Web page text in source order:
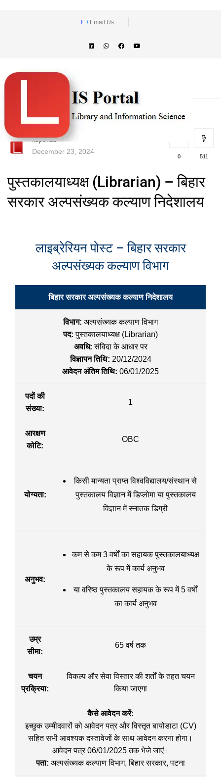
Email Us
lisportal
December 23, 2024
0 511
पुस्तकालयाध्यक्ष (Librarian) – बिहार
सरकार अल्पसंख्यक कल्याण निदेशालय
लाइब्रेरियन पोस्ट – बिहार सरकार
अल्पसंख्यक कल्याण विभाग
बिहार सरकार अल्पसंख्यक कल्याण निदेशालय
विभाग: अल्पसंख्यक कल्याण विभाग
पद: पुस्तकालयाध्यक्ष (Librarian)
अवधि: संविदा के आधार पर
विज्ञापन तिथि: 20/12/2024
आवेदन अंतिम तिथि: 06/01/2025
पदों की
संख्या:
1
आरक्षण
कोटि:
OBC
योग्यता:
किसी मान्यता प्राप्त विश्वविद्यालय/संस्थान से
पुस्तकालय विज्ञान में डिप्लोमा या पुस्तकालय
विज्ञान में स्नातक डिग्री
अनुभव:
कम से कम 3 वर्षों का सहायक पुस्तकालयाध्यक्ष
के रूप में कार्य अनुभव
या वरिष्ठ पुस्तकालय सहायक के रूप में 5 वर्षों
का कार्य अनुभव
उम्र
सीमा:
65 वर्ष तक
चयन
प्रक्रिया:
विकल्प और सेवा विस्तार की शर्तों के तहत चयन
किया जाएगा
कैसे आवेदन करें:
इच्छुक उम्मीदवारों को आवेदन पत्र और विस्तृत बायोडाटा (CV)
सहित सभी आवश्यक दस्तावेजों के साथ आवेदन करना होगा।
आवेदन पत्र 06/01/2025 तक भेजे जाएं।
पता: अल्पसंख्यक कल्याण विभाग, बिहार सरकार, पटना